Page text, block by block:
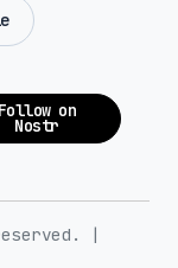
Follow on
Nostr
|